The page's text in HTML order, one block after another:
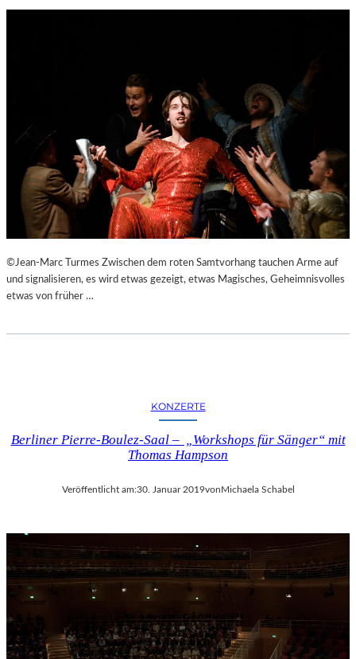
©Jean-Marc Turmes Zwischen dem roten Samtvorhang tauchen Arme auf
und signalisieren, es wird etwas gezeigt, etwas Magisches, Geheimnisvolles
etwas von früher …
KONZERTE
Berliner Pierre-Boulez-Saal – „Workshops für Sänger“ mit
Thomas Hampson
Veröffentlicht am:30. Januar 2019von Michaela Schabel